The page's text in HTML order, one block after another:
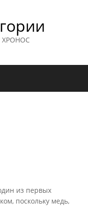
ХРОНОС
из первых
поскольку медь,